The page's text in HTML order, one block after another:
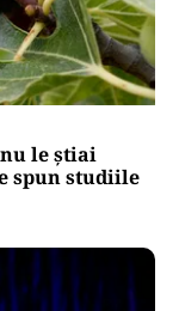
le știai
spun studiile